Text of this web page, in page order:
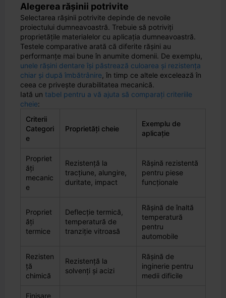
Alegerea rășinii potrivite
Selectarea rășinii potrivite depinde de nevoile
proiectului dumneavoastră. Trebuie să potriviți
proprietățile materialelor cu aplicația dumneavoastră.
Testele comparative arată că diferite rășini au
performanțe mai bune în anumite domenii. De exemplu,
unele rășini dentare își păstrează culoarea și rezistența
chiar și după îmbătrânire , în timp ce altele excelează în
ceea ce privește durabilitatea mecanică.
Iată un tabel pentru a vă ajuta să comparați criteriile
cheie:
Criterii
Categori
e
Proprietăți cheie
Exemplu de
aplicație
Propriet
ăți
mecanic
e
Rezistență la
tracțiune, alungire,
duritate, impact
Rășină rezistentă
pentru piese
funcționale
Propriet
ăți
termice
Deflecție termică,
temperatură de
tranziție vitroasă
Rășină de înaltă
temperatură
pentru
automobile
Rezisten
ță
chimică
Rezistență la
solvenți și acizi
Rășină de
inginerie pentru
medii dificile
Finisare